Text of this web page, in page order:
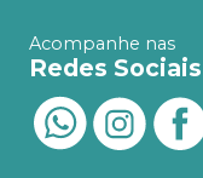
Acompanhe nas
Redes Sociais